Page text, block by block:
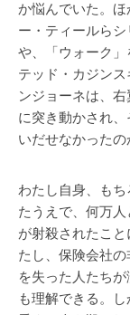
か悩んでいた。
ー・ティールら
や、「ウォーク」
テッド・カジン
ンジョーネは、
に突き動かされ
いだせなかったの
わたし自身、も
たうえで、何万
が射殺されたこ
たし、保険会社
を失った人たち
も理解できる。